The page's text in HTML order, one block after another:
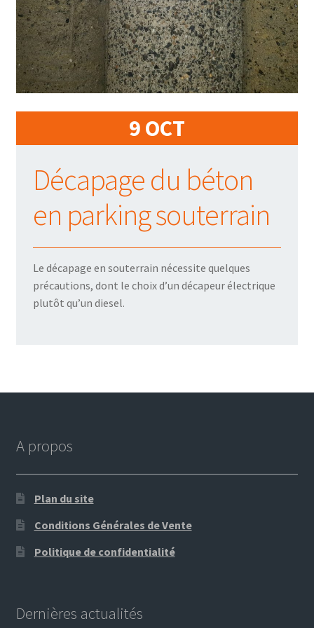
9 OCT
Décapage du béton
en parking souterrain
Le décapage en souterrain nécessite quelques
précautions, dont le choix d’un décapeur électrique
plutôt qu’un diesel.
A propos
Plan du site
Conditions Générales de Vente
Politique de confidentialité
Dernières actualités